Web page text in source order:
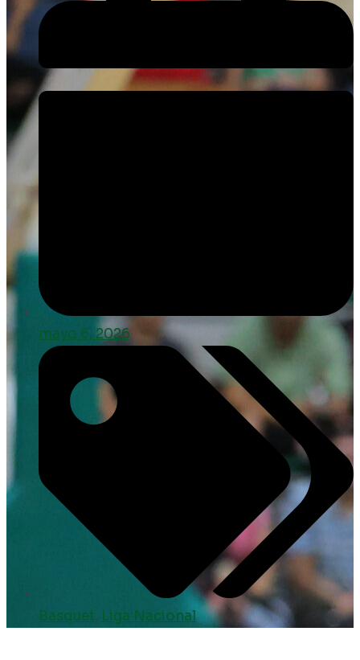
mayo 6, 2026
Basquet, Liga Nacional